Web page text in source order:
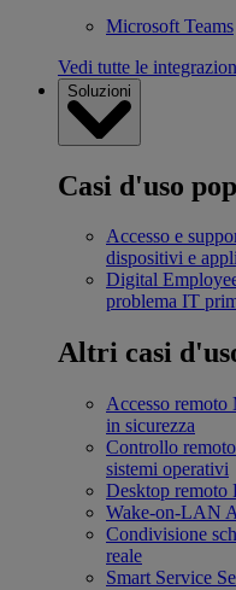
Microsoft Teams
Vedi tutte le
Soluzioni
Casi d'uso
Accesso e
dispositivi e
Digital
problema IT
Altri casi
Accesso remoto
in sicurezza
Controllo remoto
sistemi operativi
Desktop remoto
Wake-on-LAN
Condivisione
reale
Smart Service